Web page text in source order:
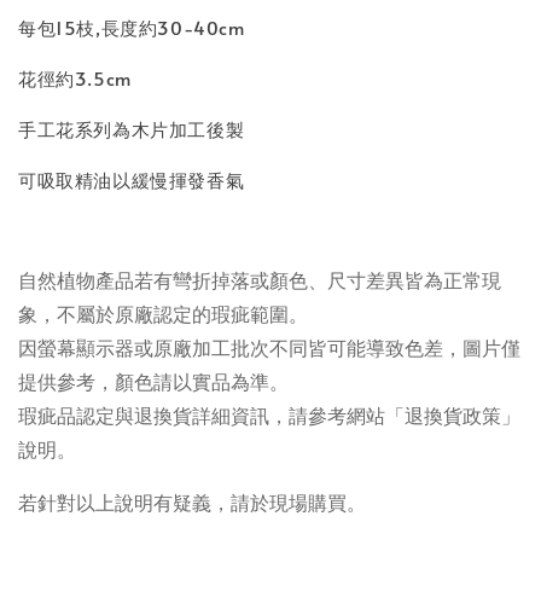
每包15枝,長度約30-40cm
花徑約3.5cm
手工花系列為木片加工後製
可吸取精油以緩慢揮發香氣
自然植物產品若有彎折掉落或顏色、尺寸差異皆為正常現
象，不屬於原廠認定的瑕疵範圍。
因螢幕顯示器或原廠加工批次不同皆可能導致色差，圖片僅
提供參考，顏色請以實品為準。
瑕疵品認定與退換貨詳細資訊，請參考網站「退換貨政策」
說明。
若針對以上說明有疑義，請於現場購買。